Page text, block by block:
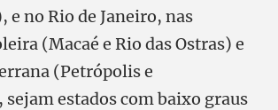
e no Rio de Janeiro, nas
(Macaé e Rio das Ostras) e
(Petrópolis e
estados com baixo graus